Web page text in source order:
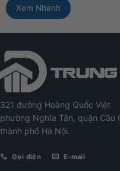
Xem Nhanh
321 đường Hoàng Quốc Việt
phường Nghĩa Tân, quận Cầu
thành phố Hà Nội.
Gọi điện E-mail